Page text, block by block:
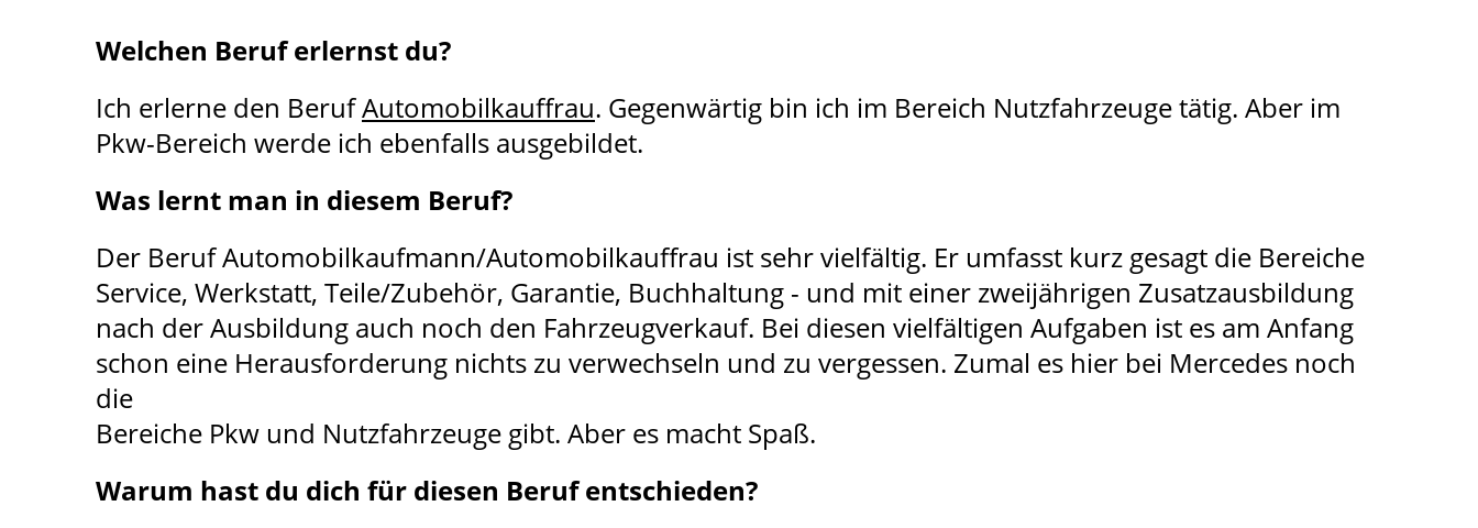
Welchen Beruf erlernst du?
Ich erlerne den BerufAutomobilkauffrau. Gegenwärtig bin ich im Bereich Nutzfahrzeuge tätig. Aber im
Pkw-Bereich werde ich ebenfalls ausgebildet.
Was lernt man in diesem Beruf?
Der Beruf Automobilkaufmann/Automobilkauffrau ist sehr vielfältig. Er umfasst kurz gesagt die Bereiche
Service, Werkstatt, Teile/Zubehör, Garantie, Buchhaltung - und mit einer zweijährigen Zusatzausbildung
nach der Ausbildung auch noch den Fahrzeugverkauf. Bei diesen vielfältigen Aufgaben ist es am Anfang
schon eine Herausforderung nichts zu verwechseln und zu vergessen. Zumal es hier bei Mercedes noch
die
Bereiche Pkw und Nutzfahrzeuge gibt. Aber es macht Spaß.
Warum hast du dich für diesen Beruf entschieden?